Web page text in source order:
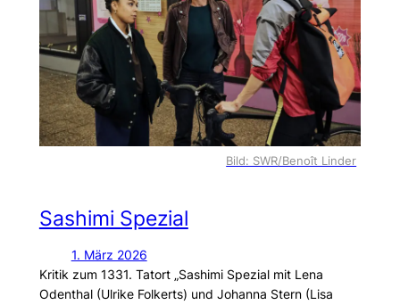
Bild: SWR/Benoît Linder
Sashimi Spezial
1. März 2026
Kritik zum 1331. Tatort „Sashimi Spezial mit Lena
Odenthal (Ulrike Folkerts) und Johanna Stern (Lisa